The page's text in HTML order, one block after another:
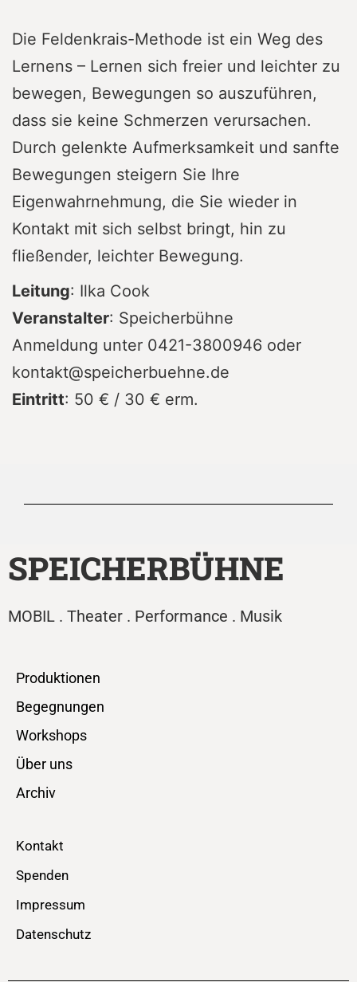
Die Feldenkrais-Methode ist ein Weg des
Lernens – Lernen sich freier und leichter zu
bewegen, Bewegungen so auszuführen,
dass sie keine Schmerzen verursachen.
Durch gelenkte Aufmerksamkeit und sanfte
Bewegungen steigern Sie Ihre
Eigenwahrnehmung, die Sie wieder in
Kontakt mit sich selbst bringt, hin zu
fließender, leichter Bewegung.
Leitung: Ilka Cook
Veranstalter: Speicherbühne
Anmeldung unter 0421-3800946 oder
kontakt@speicherbuehne.de
Eintritt: 50 € / 30 € erm.
SPEICHERBÜHNE
MOBIL . Theater . Performance . Musik
Produktionen
Begegnungen
Workshops
Über uns
Archiv
Kontakt
Spenden
Impressum
Datenschutz